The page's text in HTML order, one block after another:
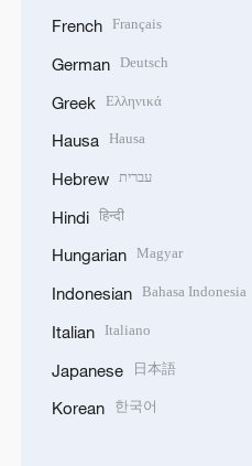
French Français
German Deutsch
Greek Ελληνικά
Hausa Hausa
Hebrew עברית
Hindi हिन्दी
Hungarian Magyar
Indonesian Bahasa Indonesia
Italian Italiano
Japanese 日本語
Korean 한국어